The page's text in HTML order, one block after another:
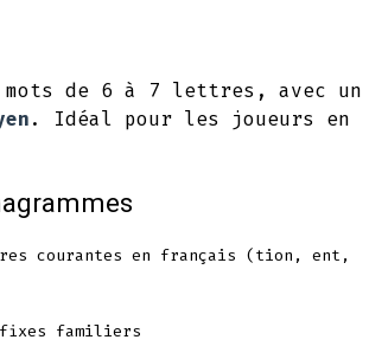
mots de 6 à 7 lettres, avec un
. Idéal pour les joueurs en
courantes en français (tion, ent,
familiers